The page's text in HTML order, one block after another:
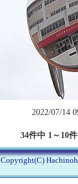
2022/07/14
34件中 1～10
Copyright(C)